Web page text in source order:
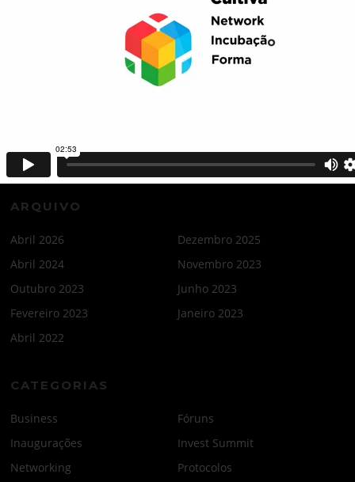
Sessão “IA nas PMEs” reuniu empresários e especialistas no
Bootcamp de Aceleração impulsiona novos projetos turísticos
Município participa no “Coimbra Invest Summit 23”
ARQUIVO
Abril 2026
Dezembro 2025
Abril 2024
Novembro 2023
Outubro 2023
Junho 2023
Fevereiro 2023
Janeiro 2023
Abril 2022
CATEGORIAS
Business
Fóruns
Inaugurações
Invest Summit
Networking
Protocolos